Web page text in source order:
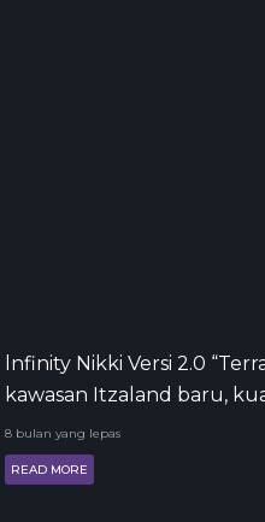
lnfinity Nikki Versi 2.0
kawasan Itzaland baru,
8 bulan yang lepas
READ MORE